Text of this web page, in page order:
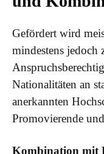
Gefördert wird
mindestens jedoch
Nationalitäten an
anerkannten
Promovierende
Kombination mit